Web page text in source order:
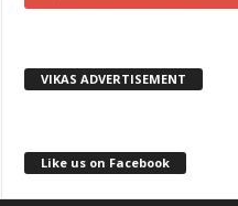
VIKAS ADVERTISEMENT
Like us on Facebook